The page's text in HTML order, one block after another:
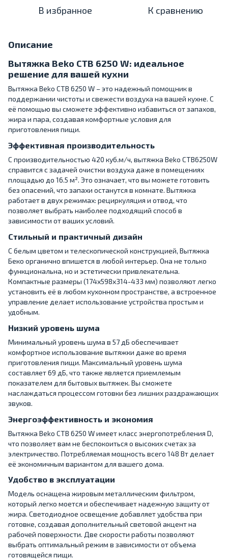
В избранное К сравнению
Описание
Вытяжка Beko CTB 6250 W: идеальное
решение для вашей кухни
Вытяжка Beko CTB 6250 W – это надежный помощник в
поддержании чистоты и свежести воздуха на вашей кухне. С
её помощью вы сможете эффективно избавиться от запахов,
жира и пара, создавая комфортные условия для
приготовления пищи.
Эффективная производительность
С производительностью 420 куб.м/ч, вытяжка Beko CTB6250W
справится с задачей очистки воздуха даже в помещениях
площадью до 16.5 м². Это означает, что вы можете готовить
без опасений, что запахи останутся в комнате. Вытяжка
работает в двух режимах: рециркуляция и отвод, что
позволяет выбрать наиболее подходящий способ в
зависимости от ваших условий.
Стильный и практичный дизайн
С белым цветом и телескопической конструкцией, Вытяжка
Беко органично впишется в любой интерьер. Она не только
функциональна, но и эстетически привлекательна.
Компактные размеры (174x598x314-433 мм) позволяют легко
установить её в любом кухонном пространстве, а встроенное
управление делает использование устройства простым и
удобным.
Низкий уровень шума
Минимальный уровень шума в 57 дБ обеспечивает
комфортное использование вытяжки даже во время
приготовления пищи. Максимальный уровень шума
составляет 69 дБ, что также является приемлемым
показателем для бытовых вытяжек. Вы сможете
наслаждаться процессом готовки без лишних раздражающих
звуков.
Энергоэффективность и экономия
Вытяжка Beko CTB 6250 W имеет класс энергопотребления D,
что позволяет вам не беспокоиться о высоких счетах за
электричество. Потребляемая мощность всего 148 Вт делает
её экономичным вариантом для вашего дома.
Удобство в эксплуатации
Модель оснащена жировым металлическим фильтром,
который легко моется и обеспечивает надежную защиту от
жира. Светодиодное освещение добавляет удобства при
готовке, создавая дополнительный световой акцент на
рабочей поверхности. Две скорости работы позволяют
выбрать оптимальный режим в зависимости от объема
готовящейся пищи.